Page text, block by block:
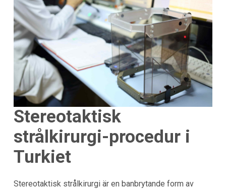
Stereotaktisk
strålkirurgi-procedur i
Turkiet
Stereotaktisk strålkirurgi är en banbrytande form av